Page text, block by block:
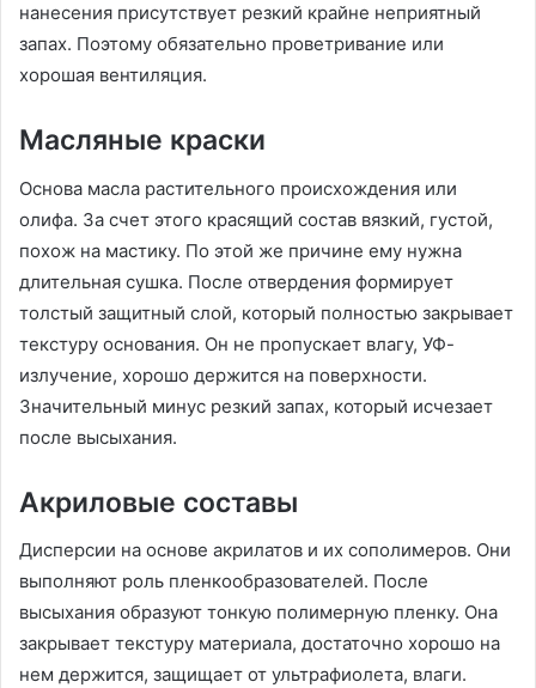
нанесения присутствует резкий крайне неприятный
запах. Поэтому обязательно проветривание или
хорошая вентиляция.
Масляные краски
Основа масла растительного происхождения или
олифа. За счет этого красящий состав вязкий, густой,
похож на мастику. По этой же причине ему нужна
длительная сушка. После отвердения формирует
толстый защитный слой, который полностью закрывает
текстуру основания. Он не пропускает влагу, УФ-
излучение, хорошо держится на поверхности.
Значительный минус резкий запах, который исчезает
после высыхания.
Акриловые составы
Дисперсии на основе акрилатов и их сополимеров. Они
выполняют роль пленкообразователей. После
высыхания образуют тонкую полимерную пленку. Она
закрывает текстуру материала, достаточно хорошо на
нем держится, защищает от ультрафиолета, влаги.